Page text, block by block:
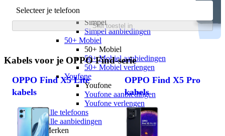
Simpel
Simpel
Simpel aanbiedingen
50+ Mobiel
50+ Mobiel
50+ Mobiel aanbiedingen
50+ Mobiel verlengen
Youfone
Youfone
Youfone aanbiedingen
Youfone verlengen
Alle telefoons
Alle aanbiedingen
Merken
Selecteer je telefoon
Stel toestel in
Kabels voor je OPPO Find-serie
OPPO Find X5 Lite
kabels
OPPO Find X5 Pro
kabels